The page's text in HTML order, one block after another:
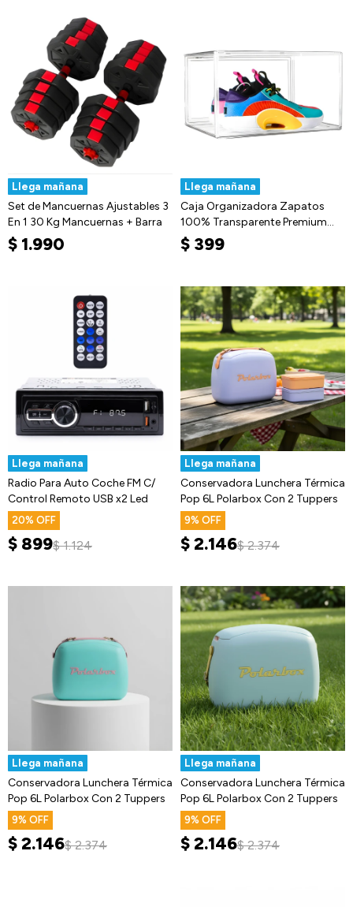
Llega mañana
Set de Mancuernas Ajustables 3
En 1 30 Kg Mancuernas + Barra
$ 1.990
Llega mañana
Caja Organizadora Zapatos
100% Transparente Premium
Acrilico
$ 399
Llega mañana
Radio Para Auto Coche FM C/
Control Remoto USB x2 Led
20
$ 899$ 1.124
Llega mañana
Conservadora Lunchera Térmica
Pop 6L Polarbox Con 2 Tuppers
9
$2.146$ 2.374
Llega mañana
Conservadora Lunchera Térmica
Pop 6L Polarbox Con 2 Tuppers
9
$2.146$ 2.374
Llega mañana
Conservadora Lunchera Térmica
Pop 6L Polarbox Con 2 Tuppers
9
$2.146$ 2.374